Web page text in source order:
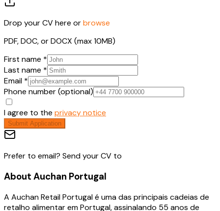
Drop your CV here orbrowse
PDF, DOC, or DOCX (max 10MB)
First name *
Last name *
Email *
Phone number (optional)
I agree to the privacy notice
Submit Application
Prefer to email? Send your CV to
About Auchan Portugal
A Auchan Retail Portugal é uma das principais cadeias de
retalho alimentar em Portugal, assinalando 55 anos de